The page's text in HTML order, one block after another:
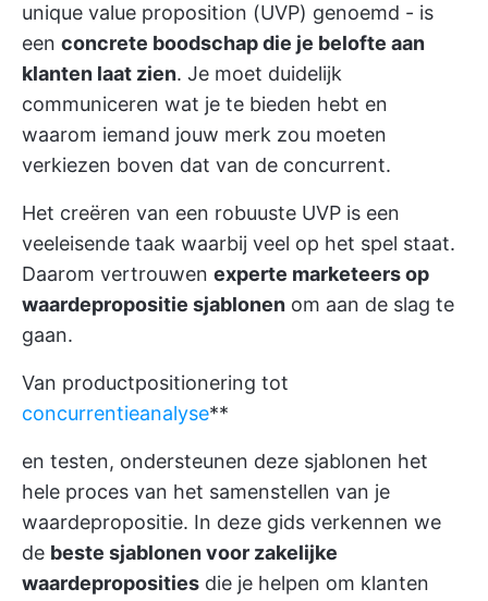
unique value proposition (UVP) genoemd - is
een concrete boodschap die je belofte aan
klanten laat zien. Je moet duidelijk
communiceren wat je te bieden hebt en
waarom iemand jouw merk zou moeten
verkiezen boven dat van de concurrent.
Het creëren van een robuuste UVP is een
veeleisende taak waarbij veel op het spel staat.
Daarom vertrouwen experte marketeers op
waardepropositie sjablonen om aan de slag te
gaan.
Van productpositionering tot
concurrentieanalyse**
en testen, ondersteunen deze sjablonen het
hele proces van het samenstellen van je
waardepropositie. In deze gids verkennen we
de beste sjablonen voor zakelijke
waardeproposities die je helpen om klanten